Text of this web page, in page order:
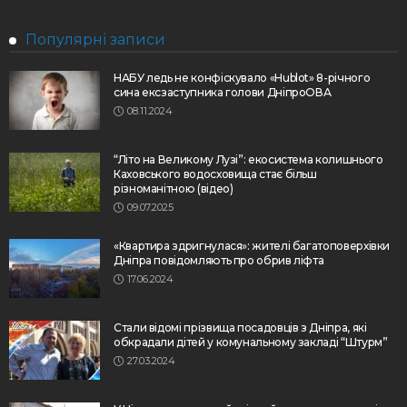
Популярні записи
НАБУ ледь не конфіскувало «Hublot» 8-річного
сина ексзаступника голови ДніпроОВА
08.11.2024
“Літо на Великому Лузі”: екосистема колишнього
Каховського водосховища стає більш
різноманітною (відео)
09.07.2025
«Квартира здригнулася»: жителі багатоповерхівки
Дніпра повідомляють про обрив ліфта
17.06.2024
Стали відомі прізвища посадовців з Дніпра, які
обкрадали дітей у комунальному закладі “Штурм”
27.03.2024